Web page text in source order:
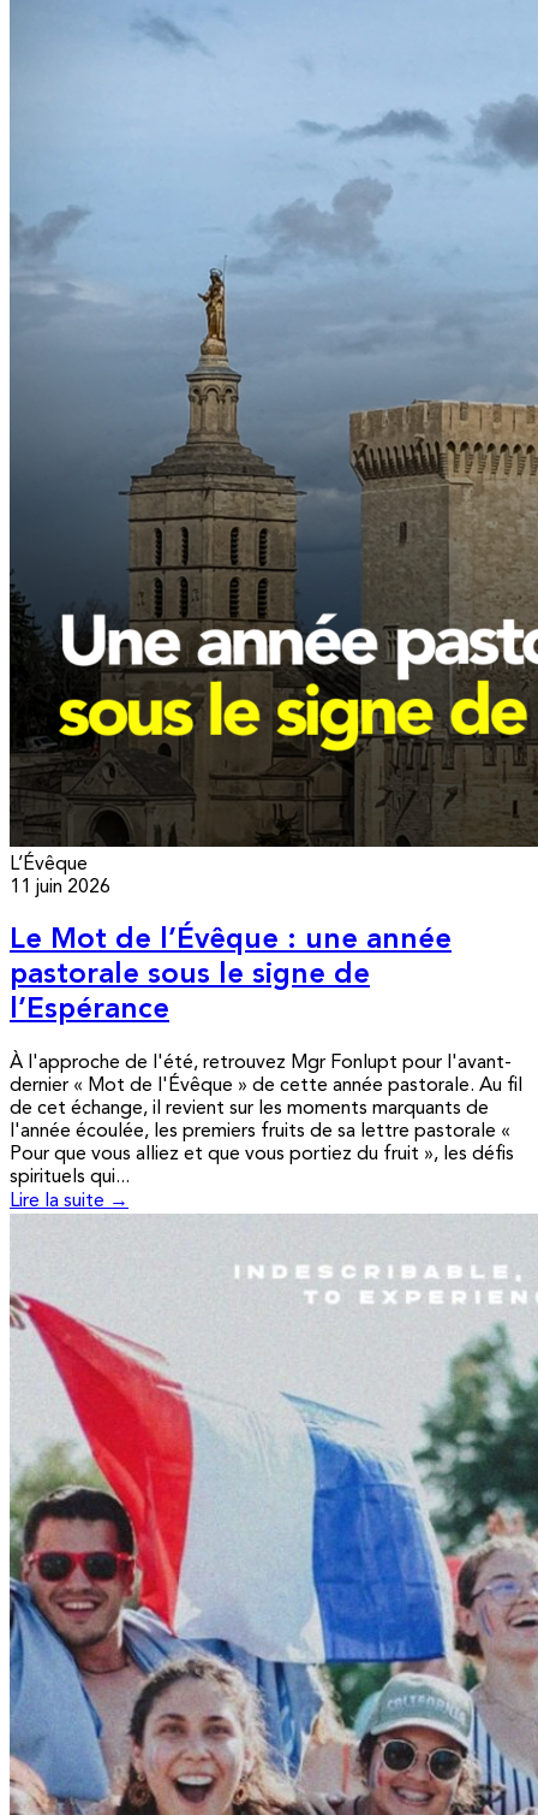
L’Évêque
11 juin 2026
Le Mot de l’Évêque : une année
pastorale sous le signe de
l’Espérance
À l'approche de l'été, retrouvez Mgr Fonlupt pour l'avant-
dernier « Mot de l'Évêque » de cette année pastorale. Au fil
de cet échange, il revient sur les moments marquants de
l'année écoulée, les premiers fruits de sa lettre pastorale «
Pour que vous alliez et que vous portiez du fruit », les défis
spirituels qui...
Lire la suite →